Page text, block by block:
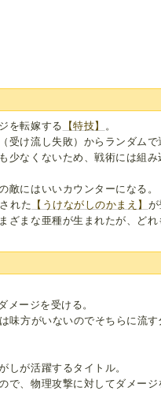
を転嫁する 【特技】 。
け流し失敗）からランダムで
なくないため、戦術には組み
敵にはいいカウンターになる。
れた 【うけながしのかまえ】 が
ざまな亜種が生まれたが、ど
メージを受ける。
味方がいないのでそちらに流
しが活躍するタイトル。
で、物理攻撃に対してダメー